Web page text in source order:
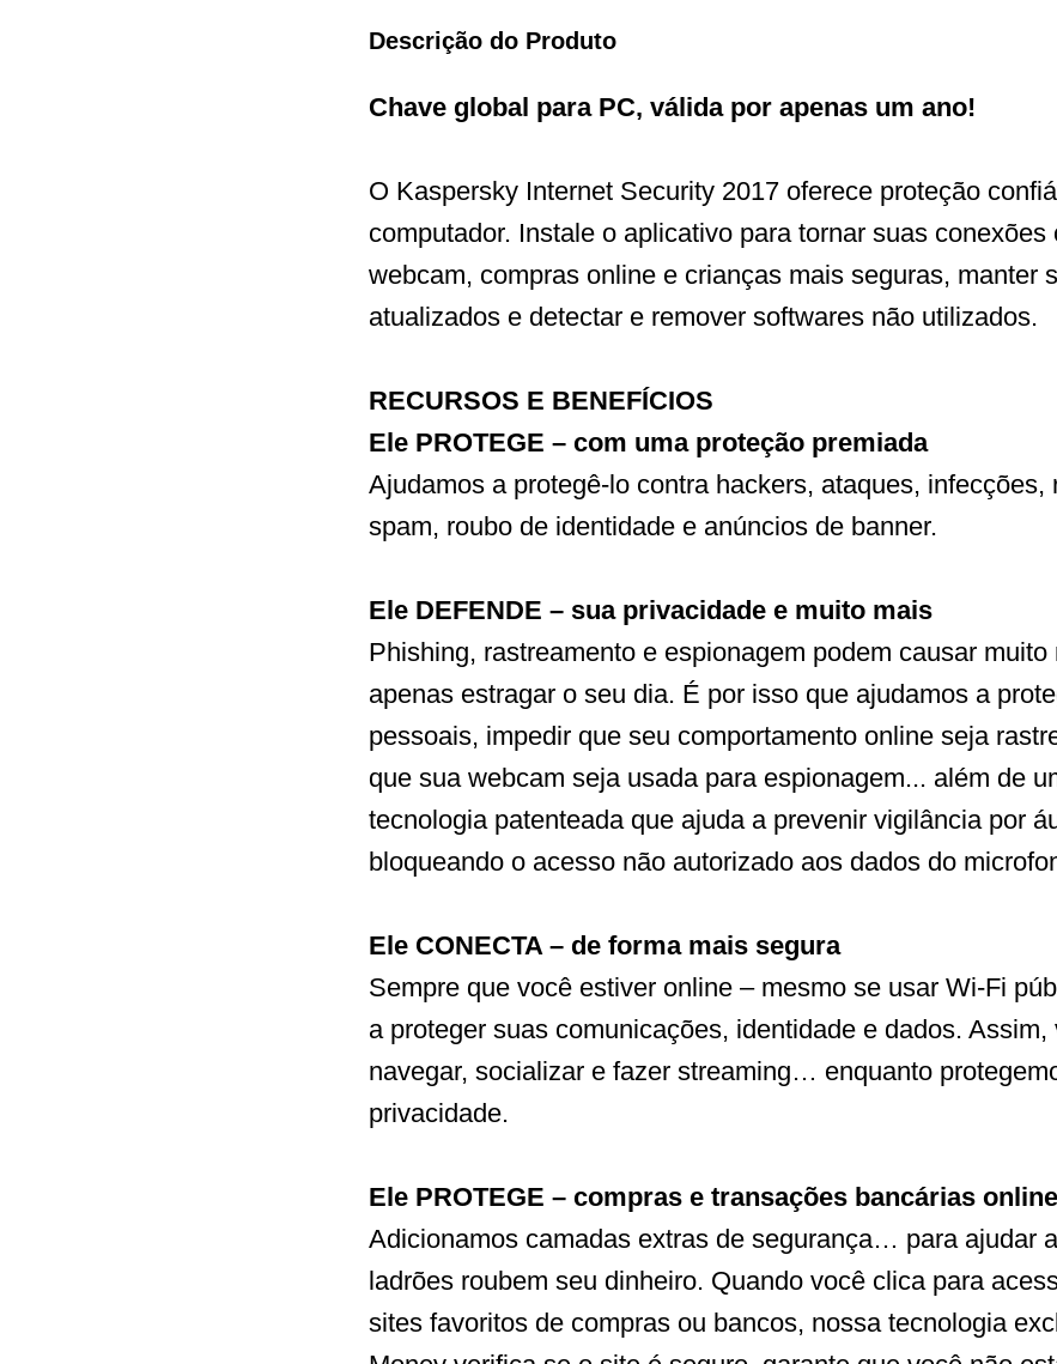
Descrição do Produto
Chave global para PC, válida por apenas um ano!
O Kaspersky Internet Security 2017 oferece proteção
computador. Instale o aplicativo para tornar suas conexões
webcam, compras online e crianças mais seguras, manter
atualizados e detectar e remover softwares não utilizados.
RECURSOS E BENEFÍCIOS
Ele PROTEGE – com uma proteção premiada
Ajudamos a protegê-lo contra hackers, ataques, infecções,
spam, roubo de identidade e anúncios de banner.
Ele DEFENDE – sua privacidade e muito mais
Phishing, rastreamento e espionagem podem causar muito
apenas estragar o seu dia. É por isso que ajudamos a
pessoais, impedir que seu comportamento online seja
que sua webcam seja usada para espionagem... além de
tecnologia patenteada que ajuda a prevenir vigilância por
bloqueando o acesso não autorizado aos dados do
Ele CONECTA – de forma mais segura
Sempre que você estiver online – mesmo se usar Wi-Fi
a proteger suas comunicações, identidade e dados. Assim,
navegar, socializar e fazer streaming… enquanto
privacidade.
Ele PROTEGE – compras e transações bancárias online
Adicionamos camadas extras de segurança… para ajudar
ladrões roubem seu dinheiro. Quando você clica para
sites favoritos de compras ou bancos, nossa tecnologia